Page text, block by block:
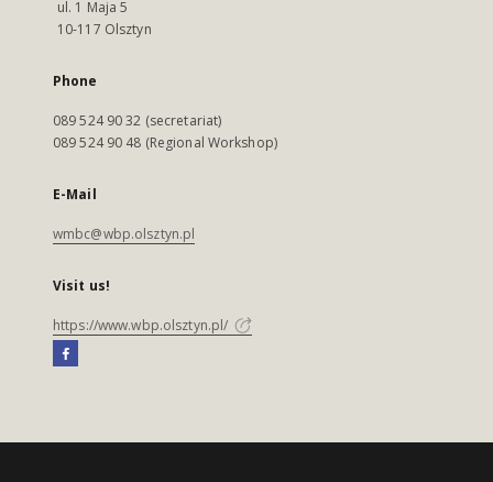
ul. 1 Maja 5
10-117 Olsztyn
Phone
089 524 90 32 (secretariat)
089 524 90 48 (Regional Workshop)
E-Mail
wmbc@wbp.olsztyn.pl
Visit us!
https://www.wbp.olsztyn.pl/